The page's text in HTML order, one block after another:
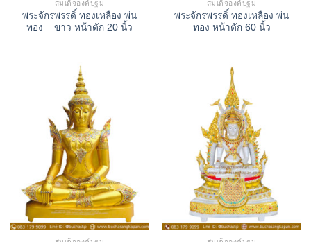
สมเด็จองค์ปฐม
พระจักรพรรดิ์ ทองเหลือง พ่น
ทอง – ขาว หน้าตัก 20 นิ้ว
สมเด็จองค์ปฐม
พระจักรพรรดิ์ ทองเหลือง พ่น
ทอง หน้าตัก 60 นิ้ว